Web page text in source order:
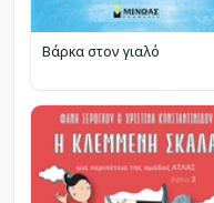
Βάρκα στον γιαλό